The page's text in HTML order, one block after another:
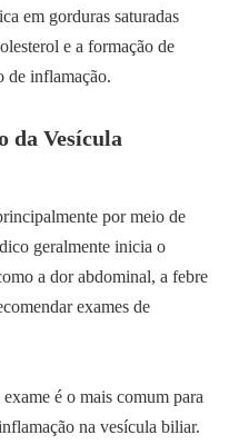
em gorduras saturadas
e a formação de
de inflamação.
da Vesícula
por meio de
geralmente inicia o
a dor abdominal, a febre
exames de
exame é o mais comum para
na vesícula biliar.